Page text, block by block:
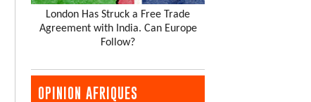
London Has Struck a Free Trade
Agreement with India. Can Europe
Follow?
OPINION AFRIQUES